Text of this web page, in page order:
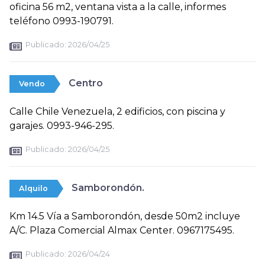
oficina 56 m2, ventana vista a la calle, informes
teléfono 0993-190791.
Publicado: 2026/04/25
Vendo Centro
Calle Chile Venezuela, 2 edificios, con piscina y
garajes. 0993-946-295.
Publicado: 2026/04/25
Alquilo Samborondón.
Km 14.5 Vía a Samborondón, desde 50m2 incluye
A/C. Plaza Comercial Almax Center. 0967175495.
Publicado: 2026/04/24